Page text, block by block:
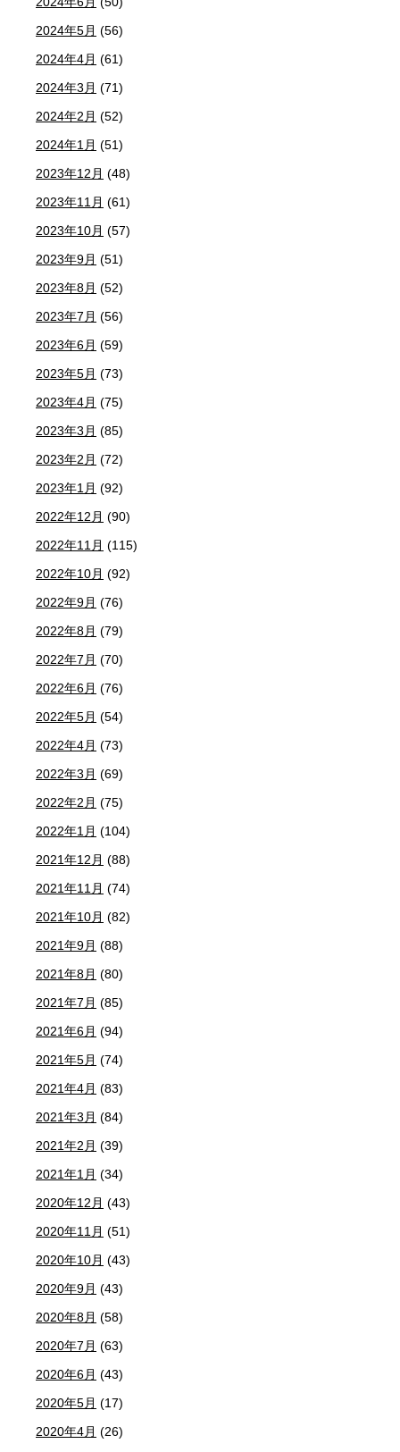
2024年5月 (56)
2024年4月 (61)
2024年3月 (71)
2024年2月 (52)
2024年1月 (51)
2023年12月 (48)
2023年11月 (61)
2023年10月 (57)
2023年9月 (51)
2023年8月 (52)
2023年7月 (56)
2023年6月 (59)
2023年5月 (73)
2023年4月 (75)
2023年3月 (85)
2023年2月 (72)
2023年1月 (92)
2022年12月 (90)
2022年11月 (115)
2022年10月 (92)
2022年9月 (76)
2022年8月 (79)
2022年7月 (70)
2022年6月 (76)
2022年5月 (54)
2022年4月 (73)
2022年3月 (69)
2022年2月 (75)
2022年1月 (104)
2021年12月 (88)
2021年11月 (74)
2021年10月 (82)
2021年9月 (88)
2021年8月 (80)
2021年7月 (85)
2021年6月 (94)
2021年5月 (74)
2021年4月 (83)
2021年3月 (84)
2021年2月 (39)
2021年1月 (34)
2020年12月 (43)
2020年11月 (51)
2020年10月 (43)
2020年9月 (43)
2020年8月 (58)
2020年7月 (63)
2020年6月 (43)
2020年5月 (17)
2020年4月 (26)